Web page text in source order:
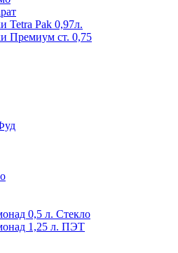
Tetra Pak 0,97л.
Премиум ст. 0,75
0,5 л. Стекло
1,25 л. ПЭТ